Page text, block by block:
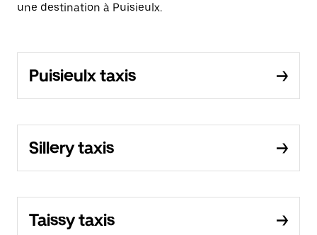
une destination à Puisieulx.
Puisieulx taxis
Sillery taxis
Taissy taxis